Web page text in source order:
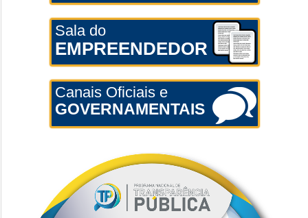
Sala do
EMPREENDEDOR
Canais Oficiais e
GOVERNAMENTAIS